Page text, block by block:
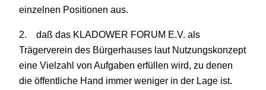
einzelnen Positionen aus.
2. daß das KLADOWER FORUM E.V. als
Trägerverein des Bürgerhauses laut Nutzungskonzept
eine Vielzahl von Aufgaben erfüllen wird, zu denen
die öffentliche Hand immer weniger in der Lage ist.